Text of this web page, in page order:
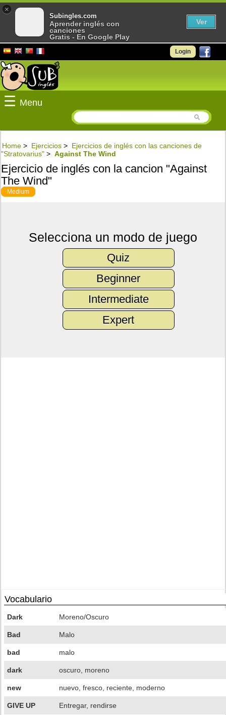
Login
☰ Menu
Home > Ejercicios > Ejercicios de inglés con las canciones de
"Stratovarius" > Against The Wind
Ejercicio de inglés con la cancion "Against
The Wind"
Medium
Selecciona un modo de juego
Quiz
Beginner
Intermediate
Expert
Vocabulario
Dark Moreno/Oscuro
Bad Malo
bad malo
dark oscuro, moreno
new nuevo, fresco, reciente, moderno
GIVE UP Entregar, rendirse
×
Subingles.com
Aprender inglés con
canciones
Gratis - En Google Play
Ver